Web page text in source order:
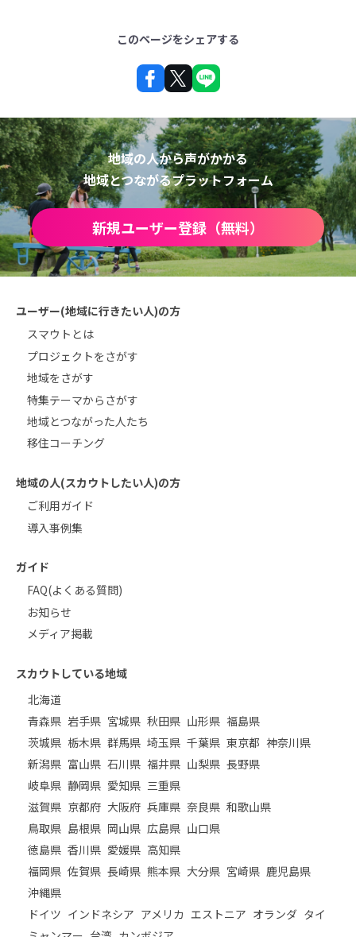
このページをシェアする
地域の人から声がかかる
地域とつながるプラットフォーム
新規ユーザー登録（無料）
ユーザー(地域に行きたい人)の方
スマウトとは
プロジェクトをさがす
地域をさがす
特集テーマからさがす
地域とつながった人たち
移住コーチング
地域の人(スカウトしたい人)の方
ご利用ガイド
導入事例集
ガイド
FAQ(よくある質問)
お知らせ
メディア掲載
スカウトしている地域
北海道
青森県 岩手県 宮城県 秋田県 山形県 福島県
茨城県 栃木県 群馬県 埼玉県 千葉県 東京都 神奈川県
新潟県 富山県 石川県 福井県 山梨県 長野県
岐阜県 静岡県 愛知県 三重県
滋賀県 京都府 大阪府 兵庫県 奈良県 和歌山県
鳥取県 島根県 岡山県 広島県 山口県
徳島県 香川県 愛媛県 高知県
福岡県 佐賀県 長崎県 熊本県 大分県 宮崎県 鹿児島県
沖縄県
ドイツ インドネシア アメリカ エストニア オランダ タイ